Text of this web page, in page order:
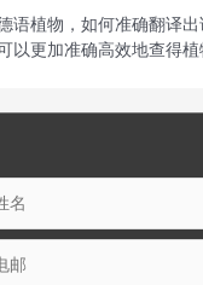
语植物，如何准确翻译
以更加准确高效地查得植